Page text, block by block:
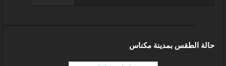
حالة الطقس بمدينة مكناس